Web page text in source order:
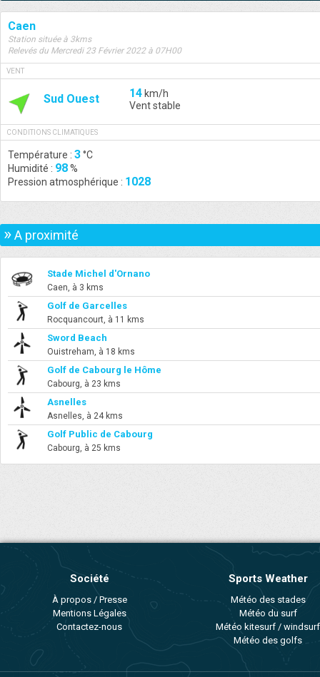
Caen
Station située à 3kms
Relevés du Mercredi 23 Février 2022 à 07H00
VENT
Sud Ouest 14 km/h
Vent stable
CONDITIONS CLIMATIQUES
Température : 3°C
Humidité : 98%
Pression atmosphérique : 1028
»A proximité
Stade Michel d'Ornano
Caen, à 3 kms
Golf de Garcelles
Rocquancourt, à 11 kms
Sword Beach
Ouistreham, à 18 kms
Golf de Cabourg le Hôme
Cabourg, à 23 kms
Asnelles
Asnelles, à 24 kms
Golf Public de Cabourg
Cabourg, à 25 kms
Société
À propos / Presse
Mentions Légales
Contactez-nous
Sports Weather
Météo des stades
Météo du surf
Météo kitesurf / windsurf
Météo des golfs